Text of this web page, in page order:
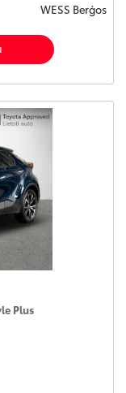
WESS Berģos
Plus